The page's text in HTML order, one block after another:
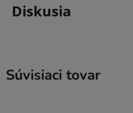
Diskusia
Súvisiaci tovar